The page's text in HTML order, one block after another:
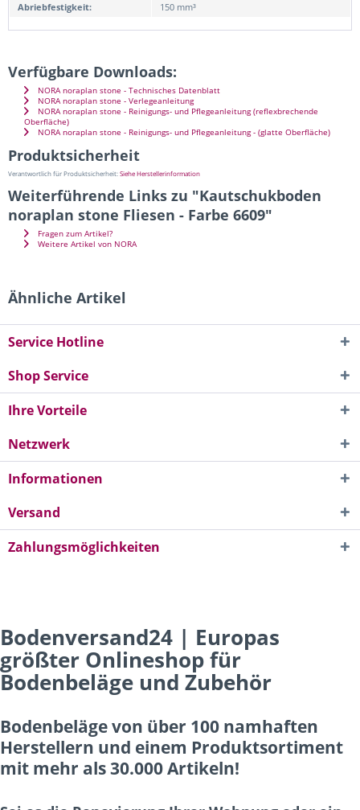
Abriebfestigkeit: 150 mm³
Verfügbare Downloads:
NORA noraplan stone - Technisches Datenblatt
NORA noraplan stone - Verlegeanleitung
NORA noraplan stone - Reinigungs- und Pflegeanleitung (reflexbrechende
Oberfläche)
NORA noraplan stone - Reinigungs- und Pflegeanleitung - (glatte Oberfläche)
Produktsicherheit
Verantwortlich für Produktsicherheit:Siehe Herstellerinformation
Weiterführende Links zu "Kautschukboden
noraplan stone Fliesen - Farbe 6609"
Fragen zum Artikel?
Weitere Artikel von NORA
Ähnliche Artikel
Service Hotline
Shop Service
Ihre Vorteile
Netzwerk
Informationen
Versand
Zahlungsmöglichkeiten
Bodenversand24 | Europas
größter Onlineshop für
Bodenbeläge und Zubehör
Bodenbeläge von über 100 namhaften
Herstellern und einem Produktsortiment
mit mehr als 30.000 Artikeln!